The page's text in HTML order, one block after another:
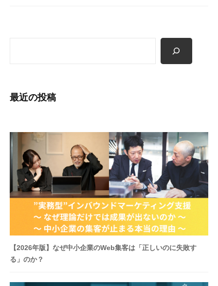
最近の投稿
【2026年版】なぜ中小企業のWeb集客は「正しいのに失敗す
る」のか？